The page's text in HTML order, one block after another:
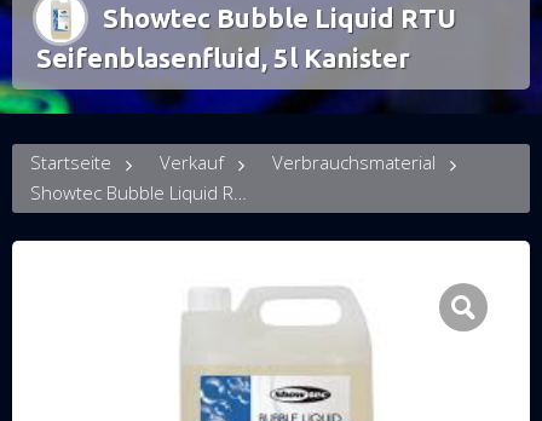
Showtec Bubble Liquid RTU
Seifenblasenfluid, 5l Kanister
Startseite Verkauf
Verbrauchsmaterial